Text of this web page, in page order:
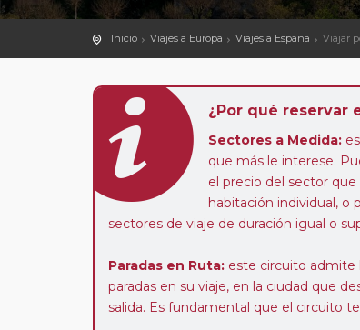
Inicio Viajes a Europa Viajes a España Viajar
¿Por qué reservar
Sectores a Medida:
que más le interese.
el precio del sector
habitación individual, o
sectores de viaje de duración igual o
Paradas en Ruta: este circuito admite
paradas en su viaje, en la ciudad que
salida. Es fundamental que el circuito